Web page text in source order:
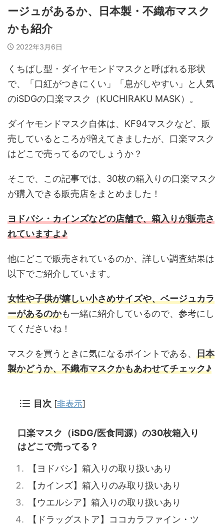
ージュがあるか、日本製・不織布マスク
かも紹介
2022年3月6日
くちばし型・ダイヤモンドマスクと呼ばれる形状
で、「口紅がつきにくい」「息がしやすい」と人気
のiSDGの口楽マスク（KUCHIRAKU MASK）。
ダイヤモンドマスク自体は、KF94マスクなど、販
売しているところが増えてきましたが、口楽マスク
はどこで売ってるのでしょうか？
そこで、この記事では、30枚の箱入りの口楽マスク
が購入できる販売店をまとめました！
ヨドバシ・カインズなどの店舗で、箱入りが販売さ
れていますよ♪
他にどこで販売されているのか、詳しい調査結果は
以下でご紹介しています。
女性や子供が嬉しい小さめサイズや、ベージュカラ
ーがあるのかも一緒に紹介しているので、参考にし
てくださいね！
マスクを買うときに気になるポイントである、 日本
製かどうか、不織布マスクかもあわせてチェック♪
目次 [非表示]
口楽マスク（iSDG/医食同源）の30枚箱入り
はどこで売ってる？
【ヨドバシ】箱入りの取り扱いあり
【カインズ】箱入りのみ取り扱いあり
【ウエルシア】箱入りの取り扱いあり
【ドラッグストア】ココカラファイン・ツ